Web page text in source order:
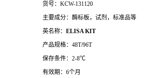
货号：KCW-131120
主要成分：酶标板，试剂，标准品等
英名称： ELISA KIT
产品规格：48T/96T
保存条件：2-8℃
有效期：6个月